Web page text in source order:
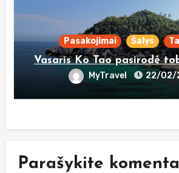
Pasakojimai Šalys
Vasaris Ko Tao pasirodė
MyTravel 22/02/
Parašykite